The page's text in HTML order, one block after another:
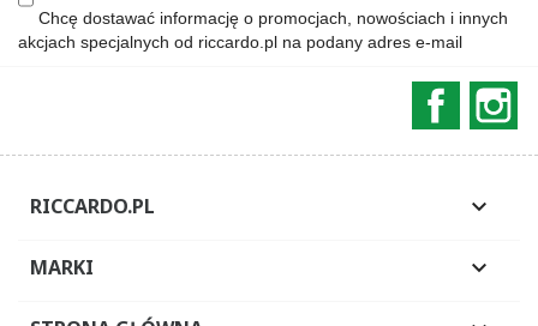
Chcę dostawać informację o promocjach, nowościach i innych
akcjach specjalnych od riccardo.pl na podany adres e-mail
RICCARDO.PL 
MARKI 